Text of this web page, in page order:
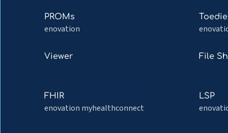
Patiëntenportaal
PROMs
enovation
Read
more
PROMs
Read
more
Viewer
Read
Viewer
File
Read
File
Share
FHIR
enovation myhealthconnect
Read
more
LSP
Read
more